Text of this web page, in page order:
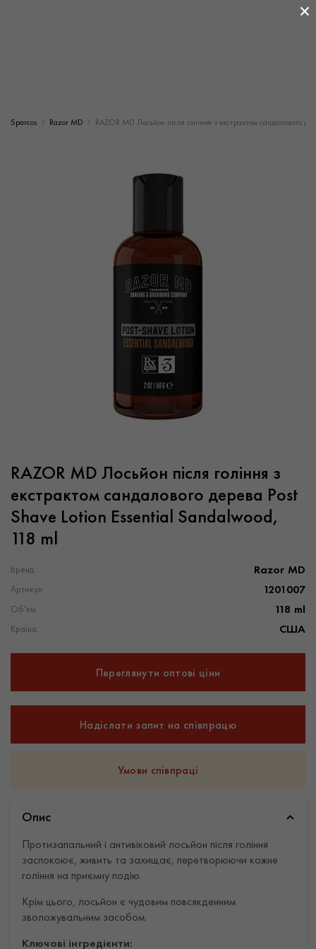
Sparcos Razor MD RAZOR MD Лосьйон після гоління з екстрактом сандалового
RAZOR MD Лосьйон після гоління з
екстрактом сандалового дерева Post
Shave Lotion Essential Sandalwood,
118 ml
Бренд: Razor MD
Артикул: 1201007
Об'єм: 118 ml
Країна: США
Переглянути оптові ціни
Надіслати запит на співпрацю
Умови співпраці
Опис
Протизапальний і антивіковий лосьйон після гоління
заспокоює, живить та захищає, перетворюючи кожне
гоління на приємну подію.
Крім цього, лосьйон є чудовим повсякденним
зволожувальним засобом.
Ключові інгредієнти:
×